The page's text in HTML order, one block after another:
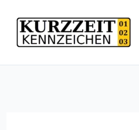
Inhalt
springen